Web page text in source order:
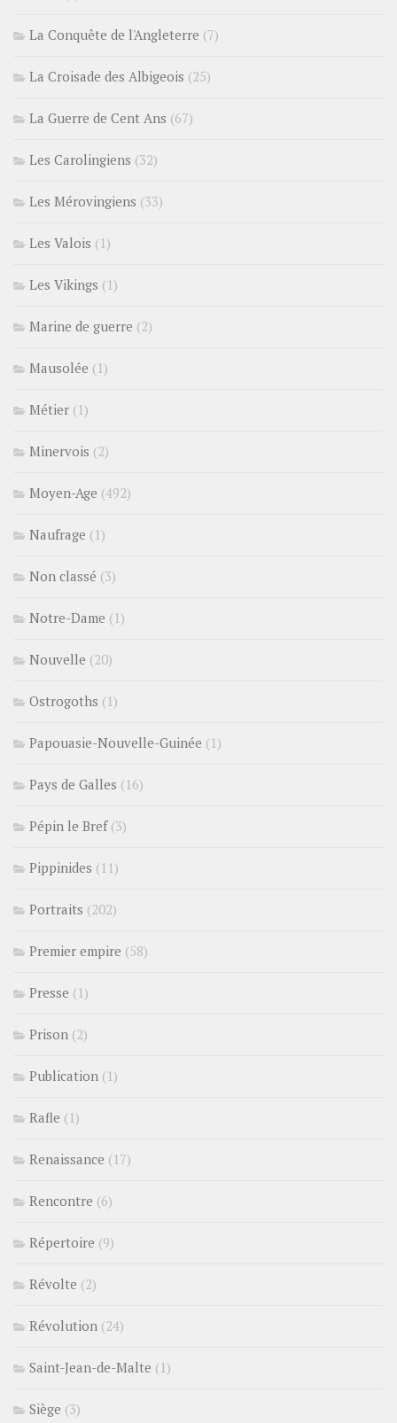
La Conquête de l'Angleterre (7)
La Croisade des Albigeois (25)
La Guerre de Cent Ans (67)
Les Carolingiens (32)
Les Mérovingiens (33)
Les Valois (1)
Les Vikings (1)
Marine de guerre (2)
Mausolée (1)
Métier (1)
Minervois (2)
Moyen-Age (492)
Naufrage (1)
Non classé (3)
Notre-Dame (1)
Nouvelle (20)
Ostrogoths (1)
Papouasie-Nouvelle-Guinée (1)
Pays de Galles (16)
Pépin le Bref(3)
Pippinides (11)
Portraits (202)
Premier empire (58)
Presse (1)
Prison (2)
Publication (1)
Rafle (1)
Renaissance (17)
Rencontre (6)
Répertoire (9)
Révolte (2)
Révolution (24)
Saint-Jean-de-Malte (1)
Siège (3)